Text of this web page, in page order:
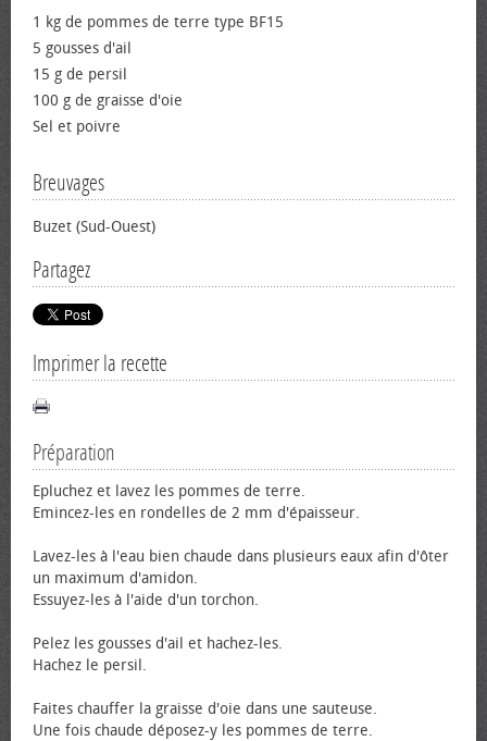
1 kg de pommes de terre type BF15
5 gousses d'ail
15 g de persil
100 g de graisse d'oie
Sel et poivre
Breuvages
Buzet (Sud-Ouest)
Partagez
Imprimer la recette
Préparation
Epluchez et lavez les pommes de terre.
Emincez-les en rondelles de 2 mm d'épaisseur.
Lavez-les à l'eau bien chaude dans plusieurs eaux afin d'ôter
un maximum d'amidon.
Essuyez-les à l'aide d'un torchon.
Pelez les gousses d'ail et hachez-les.
Hachez le persil.
Faites chauffer la graisse d'oie dans une sauteuse.
Une fois chaude déposez-y les pommes de terre.